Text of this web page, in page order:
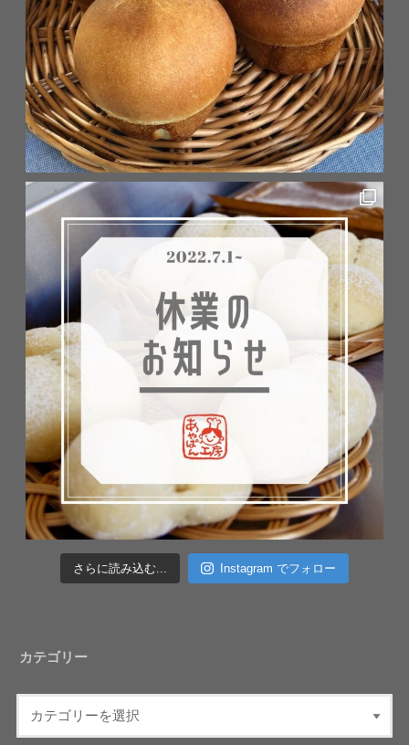
さらに読み込む... Instagram でフォロー
カテゴリー